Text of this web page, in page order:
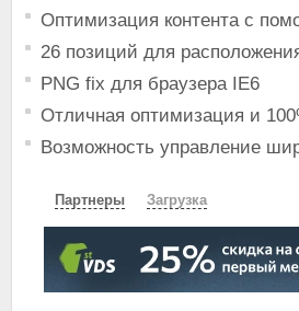
Оптимизация контента с
26 позиций для
PNG fix для браузера IE6
Отличная оптимизация и
Возможность управление
Партнеры Загрузка
СКАЧАТЬ ЗЕРКАЛО